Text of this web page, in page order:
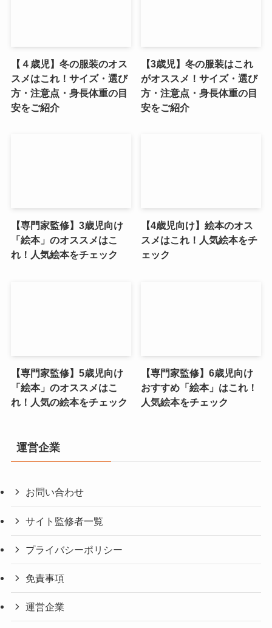
【４歳児】冬の服装のオス
スメはこれ！サイズ・選び
方・注意点・身長体重の目
安をご紹介
【3歳児】冬の服装はこれ
がオススメ！サイズ・選び
方・注意点・身長体重の目
安をご紹介
【専門家監修】3歳児向け
「絵本」のオススメはこ
れ！人気絵本をチェック
【4歳児向け】絵本のオス
スメはこれ！人気絵本をチ
ェック
【専門家監修】5歳児向け
「絵本」のオススメはこ
れ！人気の絵本をチェック
【専門家監修】6歳児向け
おすすめ「絵本」はこれ！
人気絵本をチェック
運営企業
お問い合わせ
サイト監修者一覧
プライバシーポリシー
免責事項
運営企業